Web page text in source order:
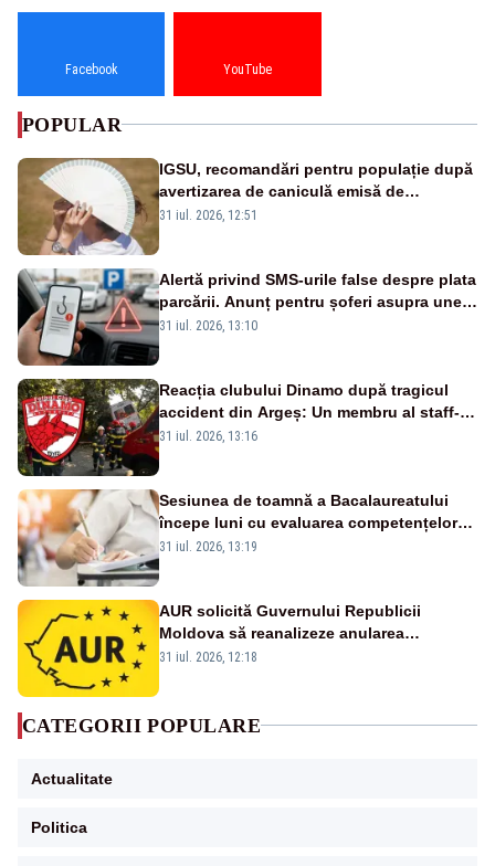
Facebook YouTube
POPULAR
IGSU, recomandări pentru populație după
avertizarea de caniculă emisă de
meteorologi
31 iul. 2026, 12:51
Alertă privind SMS-urile false despre plata
parcării. Anunț pentru șoferi asupra unei
noi metode de fraudă online
31 iul. 2026, 13:10
Reacția clubului Dinamo după tragicul
accident din Argeș: Un membru al staff-
ului medical a murit, antrenorul Adrian
31 iul. 2026, 13:16
Sesiunea de toamnă a Bacalaureatului
începe luni cu evaluarea competențelor
orale la Limba română
31 iul. 2026, 13:19
AUR solicită Guvernului Republicii
Moldova să reanalizeze anularea
concertului de Ziua Limbii Române
31 iul. 2026, 12:18
CATEGORII POPULARE
Actualitate
Politica